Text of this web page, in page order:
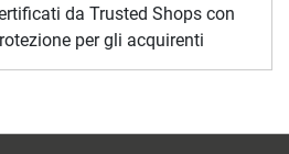
da Trusted Shops con
per gli acquirenti